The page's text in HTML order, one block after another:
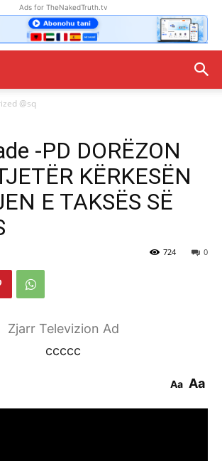
Ads for TheNakedTruth.tv
@sq
-PD DORËZON
KËRKESËN
E TAKSËS SË
0
724
Zjarr Televizion Ad
ccccc
Aa Aa